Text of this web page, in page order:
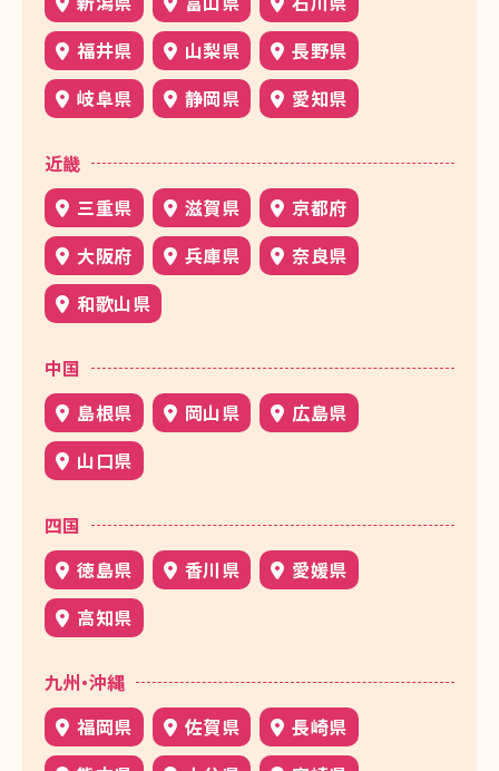
福井県
山梨県
長野県
岐阜県
静岡県 愛知県
近畿
三重県
滋賀県
京都府
大阪府
兵庫県
奈良県
和歌山県
中国
島根県
岡山県
広島県
山口県
四国
徳島県
香川県
愛媛県
高知県
九州・沖縄
福岡県
佐賀県
長崎県